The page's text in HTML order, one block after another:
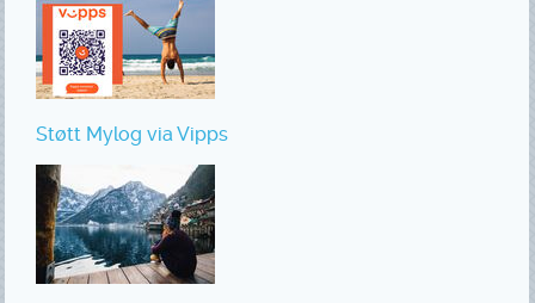
Støtt Mylog via Vipps